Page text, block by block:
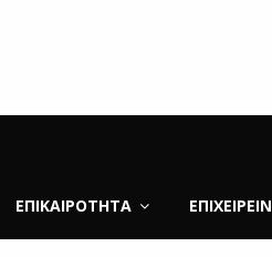
ΕΠΙΚΑΙΡΌΤΗΤΑ ΕΠΙΧΕΙΡΕΙΝ